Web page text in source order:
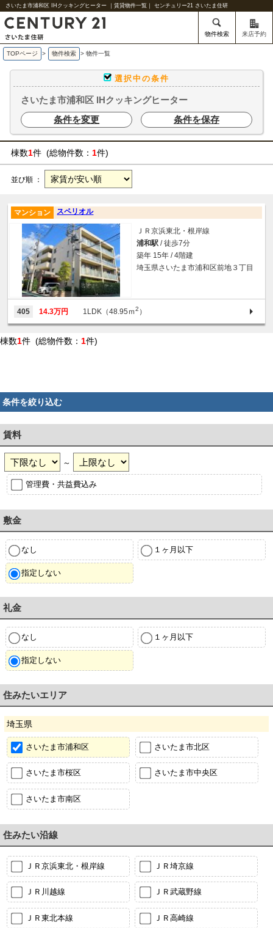
さいたま市浦和区 IHクッキングヒーター ｜賃貸物件一覧｜ センチュリー21 さいたま住研
物件検索 来店予約
TOPページ > 物件検索 > 物件一覧
選択中の条件
さいたま市浦和区 IHクッキングヒーター
条件を変更
条件を保存
棟数1件 (総物件数： 1件)
並び順 ：
スペリオル
マンション
ＪＲ京浜東北・根岸線
浦和駅 / 徒歩7分
築年 15年 / 4階建
埼玉県さいたま市浦和区前地３丁目
405 14.3万円 1LDK（48.95ｍ2 ）
棟数1件 (総物件数： 1件)
条件を絞り込む
賃料
～
管理費・共益費込み
敷金
なし １ヶ月以下
指定しない
礼金
なし １ヶ月以下
指定しない
住みたいエリア
埼玉県
さいたま市浦和区 さいたま市北区
さいたま市桜区 さいたま市中央区
さいたま市南区
住みたい沿線
ＪＲ京浜東北・根岸線 ＪＲ埼京線
ＪＲ川越線 ＪＲ武蔵野線
ＪＲ東北本線 ＪＲ高崎線